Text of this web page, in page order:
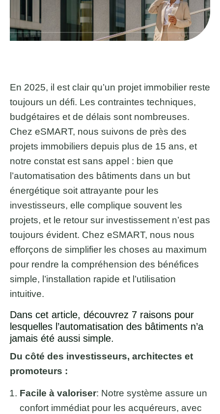
En 2025, il est clair qu’un projet immobilier reste
toujours un défi. Les contraintes techniques,
budgétaires et de délais sont nombreuses.
Chez eSMART, nous suivons de près des
projets immobiliers depuis plus de 15 ans, et
notre constat est sans appel : bien que
l’automatisation des bâtiments dans un but
énergétique soit attrayante pour les
investisseurs, elle complique souvent les
projets, et le retour sur investissement n’est pas
toujours évident. Chez eSMART, nous nous
efforçons de simplifier les choses au maximum
pour rendre la compréhension des bénéfices
simple, l’installation rapide et l’utilisation
intuitive.
Dans cet article, découvrez 7 raisons pour
lesquelles l’automatisation des bâtiments n’a
jamais été aussi simple.
Du côté des investisseurs, architectes et
promoteurs :
Facile à valoriser: Notre système assure un
confort immédiat pour les acquéreurs, avec